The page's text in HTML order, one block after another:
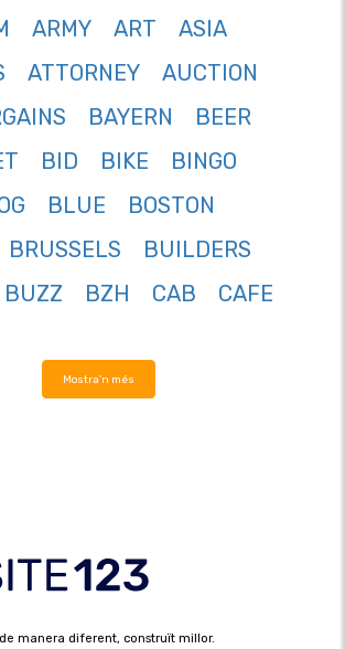
ARMY ART
ASIA
ATTORNEY
AUCTION
BAYERN
BEER
BID BIKE
BINGO
BLUE
BOSTON
BRUSSELS
BUILDERS
BUZZ BZH CAB
CAFE
Mostra'n més
manera diferent, construït millor.